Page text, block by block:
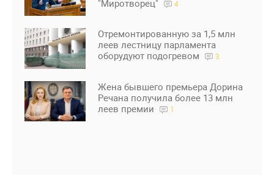
"Миротворец"
4
Отремонтированную за 1,5 млн
леев лестницу парламента
оборудуют подогревом
3
Жена бывшего премьера Дорина
Речана получила более 13 млн
леев премии
1